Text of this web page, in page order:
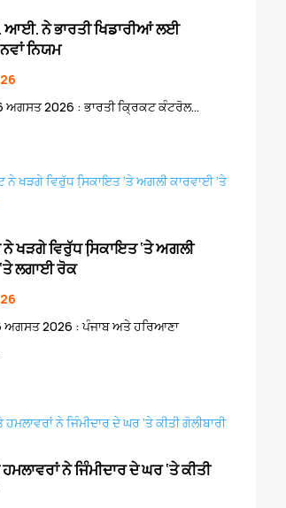
ਆਈ. ਨੇ ਭਾਰਤੀ ਖਿਡਾਰੀਆਂ ਲਈ
ਨਿਯਮ
ਅਗਸਤ 2026 : ਭਾਰਤੀ ਕ੍ਰਿਕਟ ਕੰਟਰੋਲ...
ਖੜਗੇ ਵਿਰੁੱਧ ਸਿ਼ਕਾਇਤ ‘ਤੇ ਅਗਲੀ
ਲਗਾਈ ਰੋਕ
ਅਗਸਤ 2026 : ਪੰਜਾਬ ਅਤੇ ਹਰਿਆਣਾ
ਨੇ ਜਿੰਮੀਦਾਰ ਦੇ ਘਰ ‘ਤੇ ਕੀਤੀ